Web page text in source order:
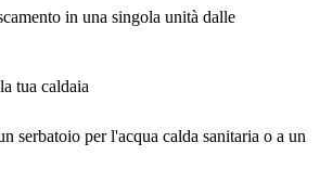
in una singola unità dalle
tua caldaia
serbatoio per l'acqua calda sanitaria o a un